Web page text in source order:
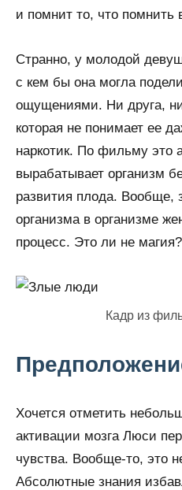
и помнит то, что помнить
Странно, у молодой
с кем бы она могла
ощущениями. Ни друга, ни
которая не понимает ее
наркотик. По фильму это
вырабатывает организм
развития плода. Вообще,
организма в организме
процесс. Это ли не магия?
Кадр из
Хочется отметить
активации мозга Люси
чувства. Вообще-то, это
Абсолютные знания